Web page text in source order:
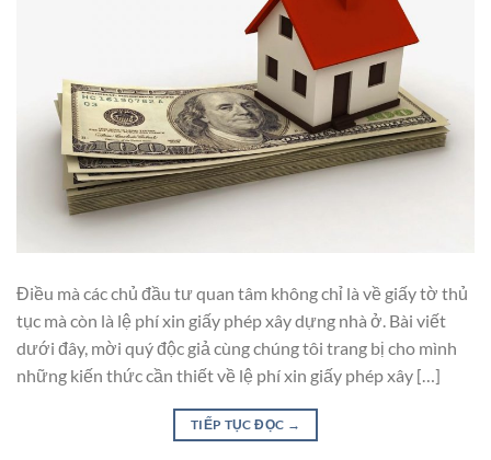
Điều mà các chủ đầu tư quan tâm không chỉ là về giấy tờ thủ
tục mà còn là lệ phí xin giấy phép xây dựng nhà ở. Bài viết
dưới đây, mời quý độc giả cùng chúng tôi trang bị cho mình
những kiến thức cần thiết về lệ phí xin giấy phép xây […]
TIẾP TỤC ĐỌC →